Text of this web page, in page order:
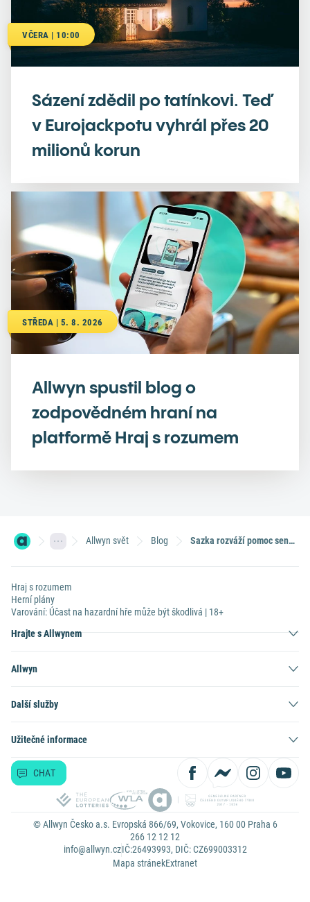
VČERA | 10:00
Sázení zdědil po tatínkovi. Teď
v Eurojackpotu vyhrál přes 20
milionů korun
STŘEDA | 5. 8. 2026
Allwyn spustil blog o
zodpovědném hraní na
platformě Hraj s rozumem
Allwyn svět Blog Sazka rozváží pomoc seniorům po celé ČR
Hraj s rozumem
Herní plány
Varování: Účast na hazardní hře může být škodlivá | 18+
Hrajte s Allwynem
Allwyn
Další služby
Užitečné informace
CHAT
© Allwyn Česko a.s. Evropská 866/69, Vokovice, 160 00 Praha 6
266 12 12 12
info@allwyn.czIČ:26493993, DIČ: CZ699003312
Mapa stránekExtranet